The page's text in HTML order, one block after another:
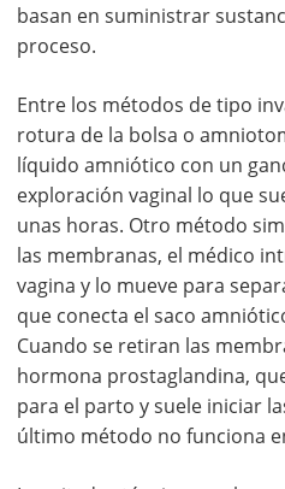
basan en suministrar
proceso.
Entre los métodos de tipo
rotura de la bolsa o
líquido amniótico con un
exploración vaginal lo que
unas horas. Otro método
las membranas, el médico
vagina y lo mueve para
que conecta el saco
Cuando se retiran las
hormona prostaglandina,
para el parto y suele iniciar
último método no funciona